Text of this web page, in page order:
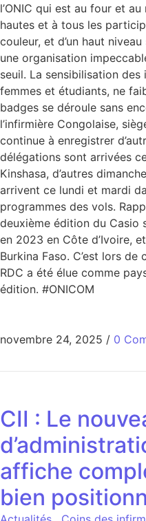
l’ONIC qui est au four et
hautes et à tous les
couleur, et d’un haut
une organisation
seuil. La sensibilisation
femmes et étudiants, ne
badges se déroule sans
l’infirmière Congolaise,
continue à enregistrer
délégations sont arrivées
Kinshasa, d’autres
arrivent ce lundi et mardi
programmes des vols.
deuxième édition du Casio
en 2023 en Côte d’Ivoire,
Burkina Faso. C’est lors
RDC a été élue comme
édition. #ONICOM
novembre 24, 2025 / 0
CII : Le
affiche
bien